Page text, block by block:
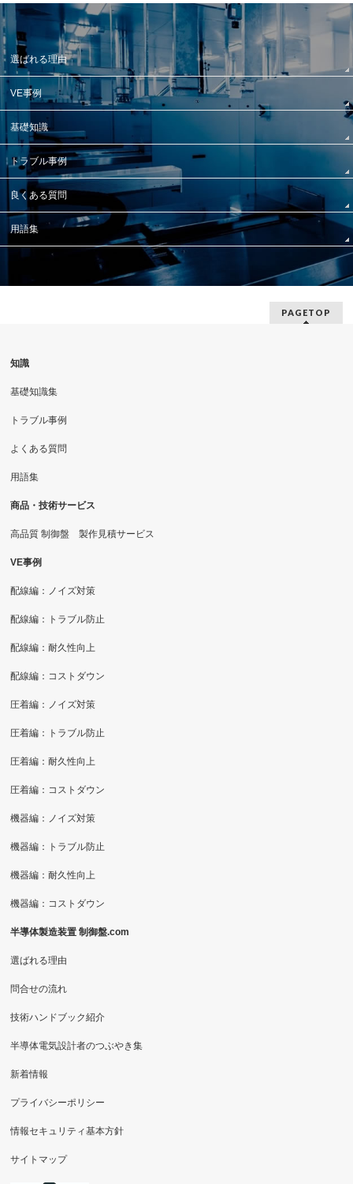
選ばれる理由
VE事例
基礎知識
トラブル事例
良くある質問
用語集
PAGETOP
知識
基礎知識集
トラブル事例
よくある質問
用語集
商品・技術サービス
高品質 制御盤 製作見積サービス
VE事例
配線編：ノイズ対策
配線編：トラブル防止
配線編：耐久性向上
配線編：コストダウン
圧着編：ノイズ対策
圧着編：トラブル防止
圧着編：耐久性向上
圧着編：コストダウン
機器編：ノイズ対策
機器編：トラブル防止
機器編：耐久性向上
機器編：コストダウン
半導体製造装置 制御盤.com
選ばれる理由
問合せの流れ
技術ハンドブック紹介
半導体電気設計者のつぶやき集
新着情報
プライバシーポリシー
情報セキュリティ基本方針
サイトマップ